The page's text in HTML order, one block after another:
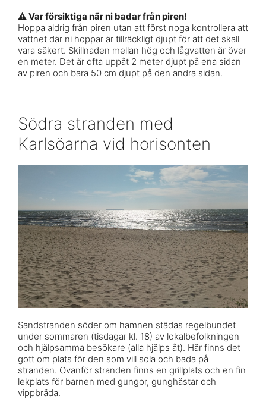
⚠️ Var försiktiga när ni badar från piren!
Hoppa aldrig från piren utan att först noga kontrollera att
vattnet där ni hoppar är tillräckligt djupt för att det skall
vara säkert. Skillnaden mellan hög och lågvatten är över
en meter. Det är ofta uppåt 2 meter djupt på ena sidan
av piren och bara 50 cm djupt på den andra sidan.
Södra stranden med
Karlsöarna vid horisonten
Sandstranden söder om hamnen städas regelbundet
under sommaren (tisdagar kl. 18) av lokalbefolkningen
och hjälpsamma besökare (alla hjälps åt). Här finns det
gott om plats för den som vill sola och bada på
stranden. Ovanför stranden finns en grillplats och en fin
lekplats för barnen med gungor, gunghästar och
vippbräda.